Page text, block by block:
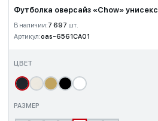
Футболка оверсайз «Chow» унисекс
В наличии:7 697 шт.
Артикул:oas-6561CA01
ЦВЕТ
РАЗМЕР